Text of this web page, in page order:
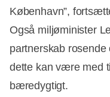
København”,
Også miljøminister
partnerskab
dette kan være med
bæredygtigt.